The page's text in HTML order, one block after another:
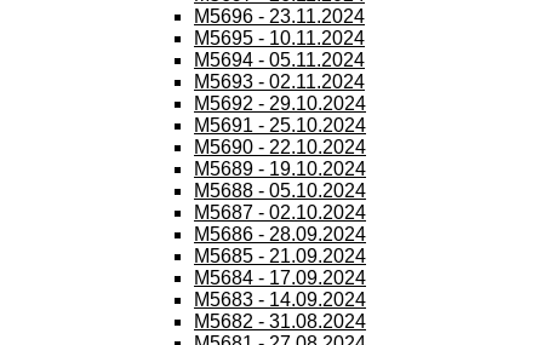
M5696 - 23.11.2024
M5695 - 10.11.2024
M5694 - 05.11.2024
M5693 - 02.11.2024
M5692 - 29.10.2024
M5691 - 25.10.2024
M5690 - 22.10.2024
M5689 - 19.10.2024
M5688 - 05.10.2024
M5687 - 02.10.2024
M5686 - 28.09.2024
M5685 - 21.09.2024
M5684 - 17.09.2024
M5683 - 14.09.2024
M5682 - 31.08.2024